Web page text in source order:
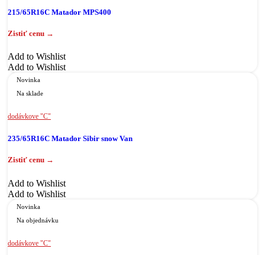
215/65R16C Matador MPS400
Add to Wishlist
Add to Wishlist
Novinka
Na sklade
dodávkove "C"
235/65R16C Matador Sibir snow Van
Add to Wishlist
Add to Wishlist
Novinka
Na objednávku
dodávkove "C"